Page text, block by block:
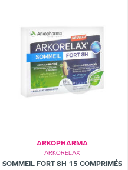
ARKOPHARMA
ARKORELAX
SOMMEIL FORT 8H 15 COMPRIMÉS